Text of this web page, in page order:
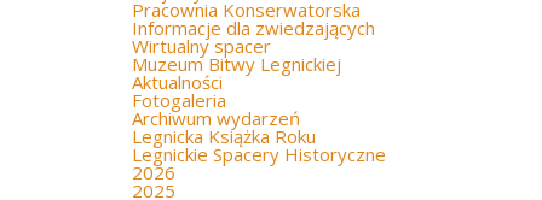
Pracownia Konserwatorska
Informacje dla zwiedzających
Wirtualny spacer
Muzeum Bitwy Legnickiej
Aktualności
Fotogaleria
Archiwum wydarzeń
Legnicka Książka Roku
Legnickie Spacery Historyczne
2026
2025